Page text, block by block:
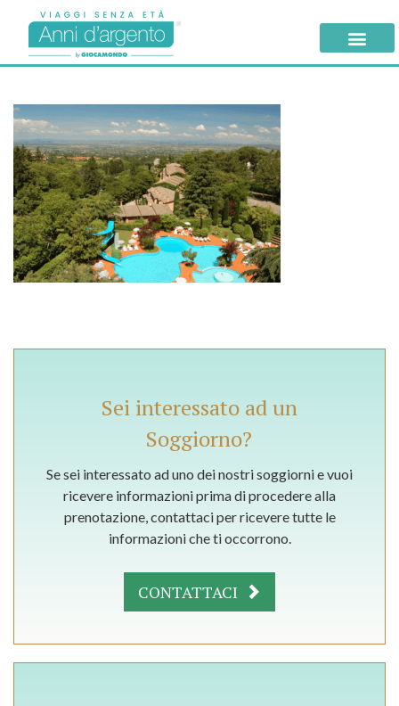
Sei interessato ad un
Soggiorno?
Se sei interessato ad uno dei nostri soggiorni e vuoi
ricevere informazioni prima di procedere alla
prenotazione, contattaci per ricevere tutte le
informazioni che ti occorrono.
CONTATTACI